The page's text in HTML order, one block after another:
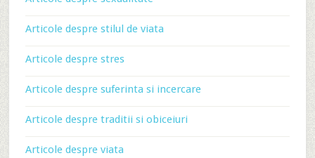
Articole despre stilul de viata
Articole despre stres
Articole despre suferinta si incercare
Articole despre traditii si obiceiuri
Articole despre viata